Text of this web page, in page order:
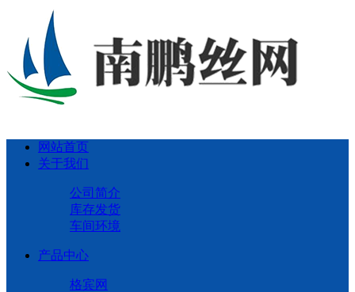
网站首页
关于我们
公司简介
库存发货
车间环境
产品中心
格宾网